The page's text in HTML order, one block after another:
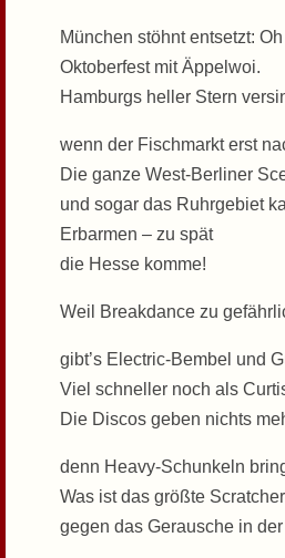
München stöhnt entsetzt:
Oktoberfest mit Äppelwoi.
Hamburgs heller Stern
wenn der Fischmarkt erst
Die ganze West-Berliner
und sogar das Ruhrgebiet
Erbarmen – zu spät
die Hesse komme!
Weil Breakdance zu
gibt’s Electric-Bembel und
Viel schneller noch als
Die Discos geben nichts
denn Heavy-Schunkeln
Was ist das größte
gegen das Gerausche in